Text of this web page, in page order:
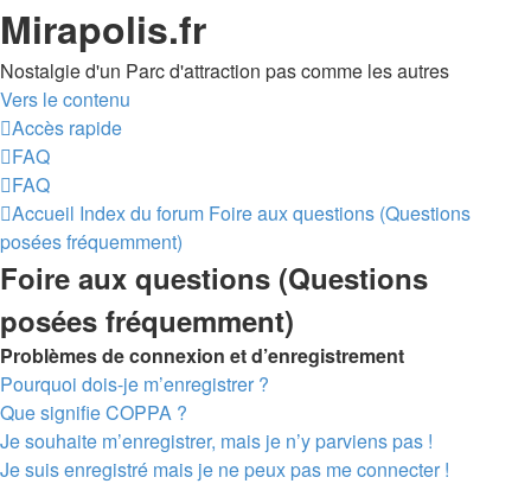
Mirapolis.fr
Nostalgie d'un Parc d'attraction pas comme les autres
Vers le contenu
Accès rapide
FAQ
FAQ
Accueil Index du forum Foire aux questions (Questions
posées fréquemment)
Foire aux questions (Questions
posées fréquemment)
Problèmes de connexion et d’enregistrement
Pourquoi dois-je m’enregistrer ?
Que signifie COPPA ?
Je souhaite m’enregistrer, mais je n’y parviens pas !
Je suis enregistré mais je ne peux pas me connecter !